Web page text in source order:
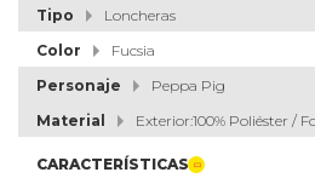
Tipo
Loncheras
Color
Fucsia
Personaje
Peppa Pig
Material
Exterior:100% Poliéster /
CARACTERÍSTICAS